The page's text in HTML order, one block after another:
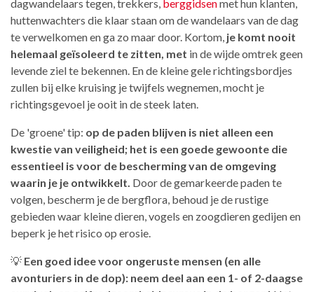
dagwandelaars tegen, trekkers, berggidsenmet hun klanten,
huttenwachters die klaar staan om de wandelaars van de dag
te verwelkomen en ga zo maar door. Kortom, je komt nooit
helemaal geïsoleerd te zitten, met in de wijde omtrek geen
levende ziel te bekennen. En de kleine gele richtingsbordjes
zullen bij elke kruising je twijfels wegnemen, mocht je
richtingsgevoel je ooit in de steek laten.
De 'groene' tip: op de paden blijven is niet alleen een
kwestie van veiligheid; het is een goede gewoonte die
essentieel is voor de bescherming van de omgeving
waarin je je ontwikkelt. Door de gemarkeerde paden te
volgen, bescherm je de bergflora, behoud je de rustige
gebieden waar kleine dieren, vogels en zoogdieren gedijen en
beperk je het risico op erosie.
💡 Een goed idee voor ongeruste mensen (en alle
avonturiers in de dop): neem deel aan een 1- of 2-daagse